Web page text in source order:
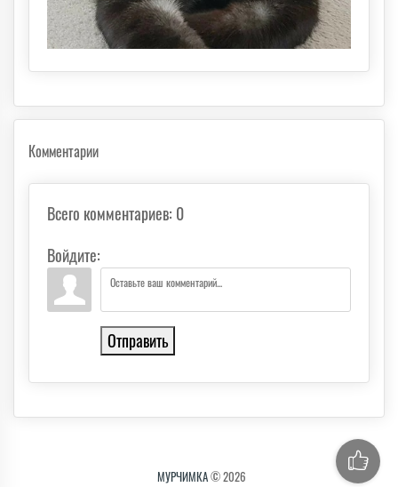
Комментарии
Всего комментариев: 0
Войдите:
Отправить
МУРЧИМКА© 2026